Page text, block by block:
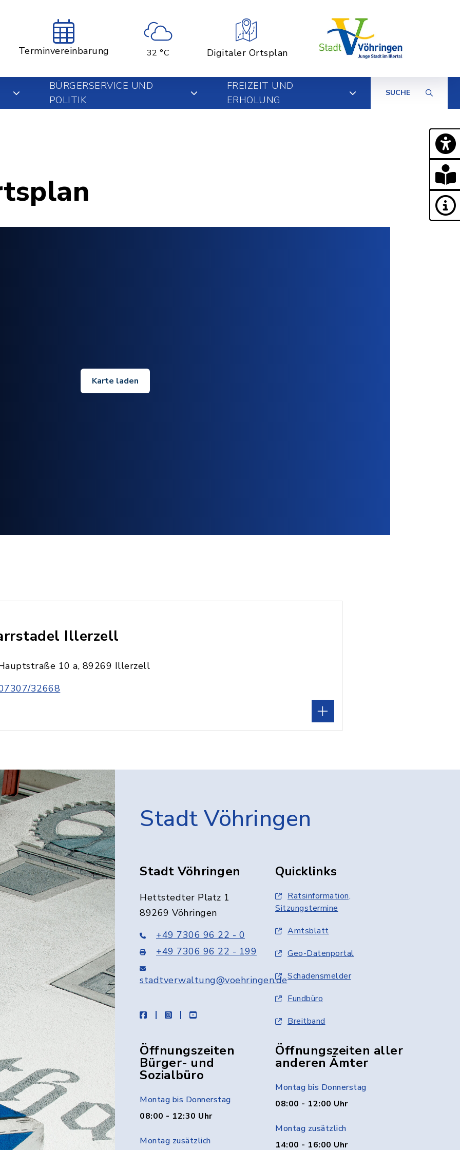
Terminvereinbarung 32 °C Digitaler Ortsplan
BÜRGERSERVICE UND
POLITIK
FREIZEIT UND
ERHOLUNG
SUCHE
Karte laden
Illerzell
10 a, 89269 Illerzell
32668
Stadt Vöhringen
Stadt Vöhringen
Hettstedter Platz 1
89269 Vöhringen
+49 7306 96 22 - 0
+49 7306 96 22 - 199
stadtverwaltung@voehringen.de
facebookinstagramyoutube
Quicklinks
Ratsinformation,
Sitzungstermine
Amtsblatt
Geo-Datenportal
Schadensmelder
Fundbüro
Breitband
Öffnungszeiten
Bürger- und
Sozialbüro
Montag bis Donnerstag
08:00 - 12:30 Uhr
Montag zusätzlich
Öffnungszeiten aller
anderen Ämter
Montag bis Donnerstag
08:00 - 12:00 Uhr
Montag zusätzlich
14:00 - 16:00 Uhr